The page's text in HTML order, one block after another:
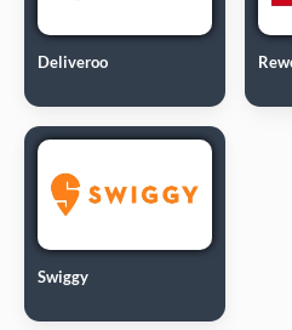
Deliveroo
Swiggy